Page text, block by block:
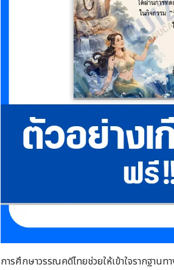
การศึกษาวรรณคดีไทยช่วยให้เข้าใจรากฐานท